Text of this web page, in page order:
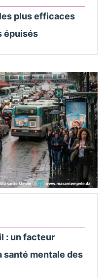
plus efficaces
épuisés
: un facteur
mentale des